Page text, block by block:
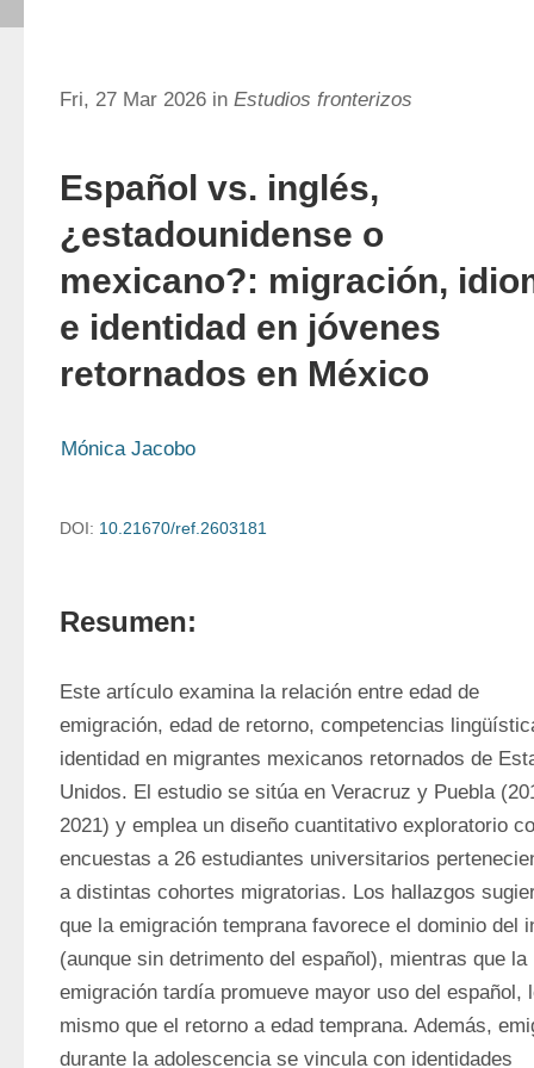
Fri, 27 Mar 2026 in Estudios fronterizos
Español vs. inglés,
¿estadounidense o
mexicano?: migración,
e identidad en jóvenes
retornados en México
Mónica Jacobo
DOI: 10.21670/ref.2603181
Resumen:
Este artículo examina la relación entre edad de
emigración, edad de retorno, competencias
identidad en migrantes mexicanos retornados de
Unidos. El estudio se sitúa en Veracruz y Puebla
2021) y emplea un diseño cuantitativo exploratorio
encuestas a 26 estudiantes universitarios
a distintas cohortes migratorias. Los hallazgos
que la emigración temprana favorece el dominio del
(aunque sin detrimento del español), mientras que la
emigración tardía promueve mayor uso del español,
mismo que el retorno a edad temprana. Además,
durante la adolescencia se vincula con identidades